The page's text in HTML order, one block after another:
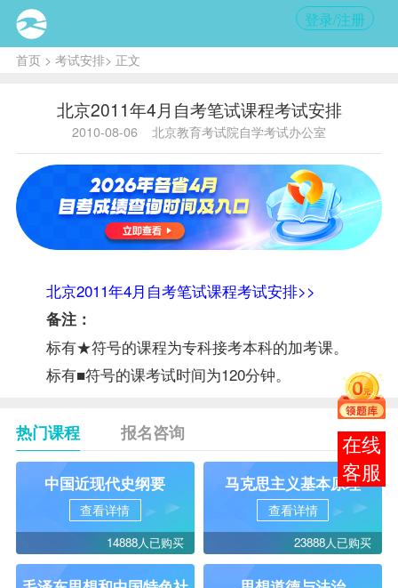
登录/注册
首页> 考试安排> 正文
北京2011年4月自考笔试课程考试安排
2010-08-06 北京教育考试院自学考试办公室
北京2011年4月自考笔试课程考试安排>>
备注：
标有★符号的课程为专科接考本科的加考课。
标有■符号的课考试时间为120分钟。
热门课程 报名咨询
中国近现代史纲要
查看详情
14888人已购买
马克思主义基本原理
查看详情
23888人已购买
在线
客服